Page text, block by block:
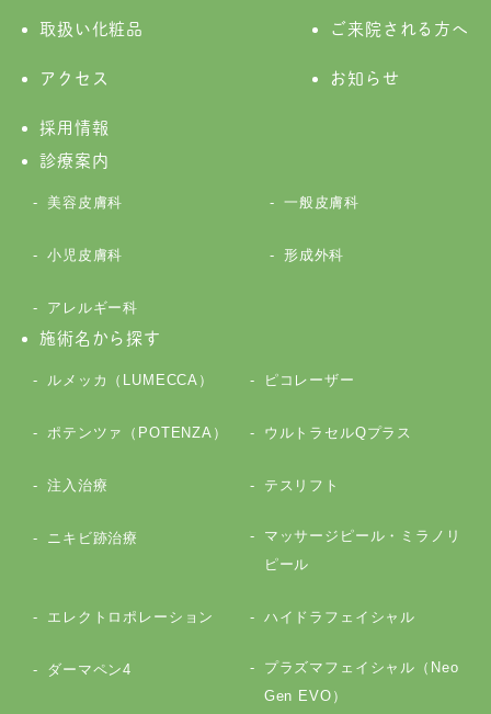
取扱い化粧品 ご来院される方へ
アクセス お知らせ
採用情報
診療案内
美容皮膚科 一般皮膚科
小児皮膚科 形成外科
アレルギー科
施術名から探す
ルメッカ（LUMECCA） ピコレーザー
ポテンツァ（POTENZA） ウルトラセルQプラス
注入治療 テスリフト
ニキビ跡治療
マッサージピール・ミラノリ
ピール
エレクトロポレーション ハイドラフェイシャル
ダーマペン4
プラズマフェイシャル（Neo
Gen EVO）